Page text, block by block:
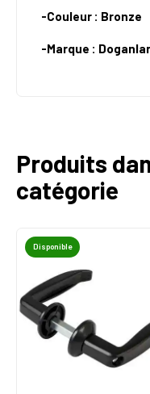
-Couleur : Bronze
-Marque : Doganlar
Produits
catégorie
Disponible